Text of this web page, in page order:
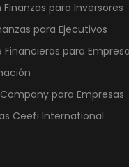
para Inversores
para Ejecutivos
Financieras para
para Empresas
Ceefi International